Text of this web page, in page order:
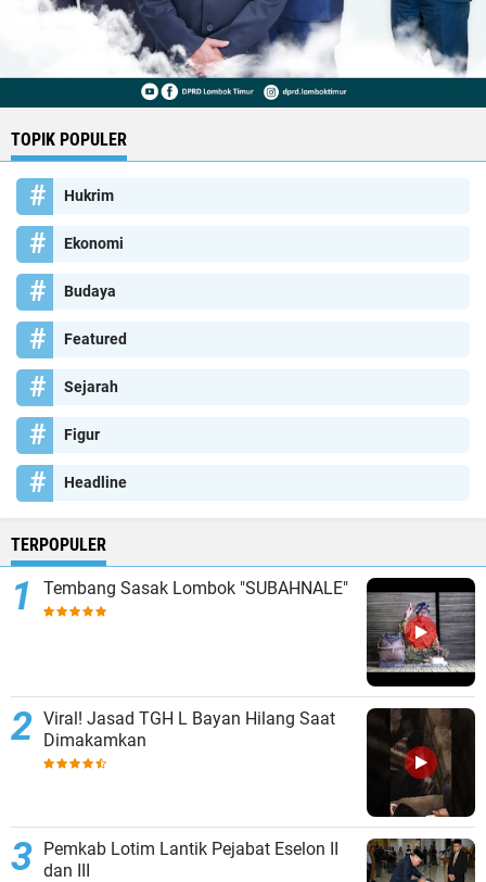
TOPIK POPULER
Hukrim
Ekonomi
Budaya
Featured
Sejarah
Figur
Headline
TERPOPULER
Tembang Sasak Lombok "SUBAHNALE"
Viral! Jasad TGH L Bayan Hilang Saat
Dimakamkan
Pemkab Lotim Lantik Pejabat Eselon II
dan III